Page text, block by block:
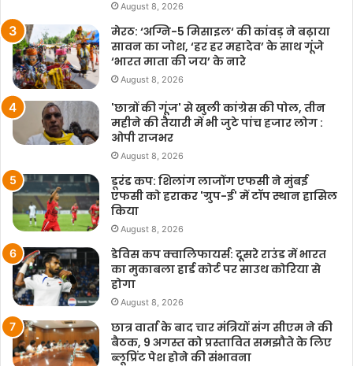
August 8, 2026
मेरठ: ‘अग्नि-5 मिसाइल‘ की कांवड़ ने बढ़ाया
सावन का जोश, ‘हर हर महादेव’ के साथ गूंजे
‘भारत माता की जय’ के नारे
August 8, 2026
'छात्रों की गूंज' से खुली कांग्रेस की पोल, तीन
महीने की तैयारी में भी जुटे पांच हजार लोग :
ओपी राजभर
August 8, 2026
डूरंड कप: शिलांग लाजोंग एफसी ने मुंबई
एफसी को हराकर 'ग्रुप-ई' में टॉप स्थान हासिल
किया
August 8, 2026
डेविस कप क्वालिफायर्स: दूसरे राउंड में भारत
का मुकाबला हार्ड कोर्ट पर साउथ कोरिया से
होगा
August 8, 2026
छात्र वार्ता के बाद चार मंत्रियों संग सीएम ने की
बैठक, 9 अगस्त को प्रस्तावित समझौते के लिए
ब्लूप्रिंट पेश होने की संभावना